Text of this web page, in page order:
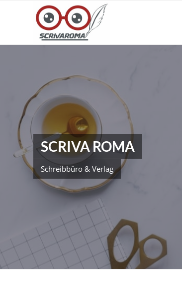
SCRIVA ROMA
Schreibbüro & Verlag